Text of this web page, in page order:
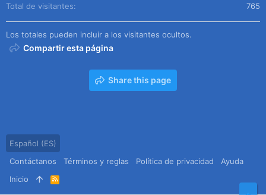
Total de visitantes
765
Los totales pueden incluir a los visitantes ocultos.
Compartir esta página
Share this page
Español (ES)
Contáctanos
Términos y reglas Política de privacidad
Ayuda
Inicio
R
S